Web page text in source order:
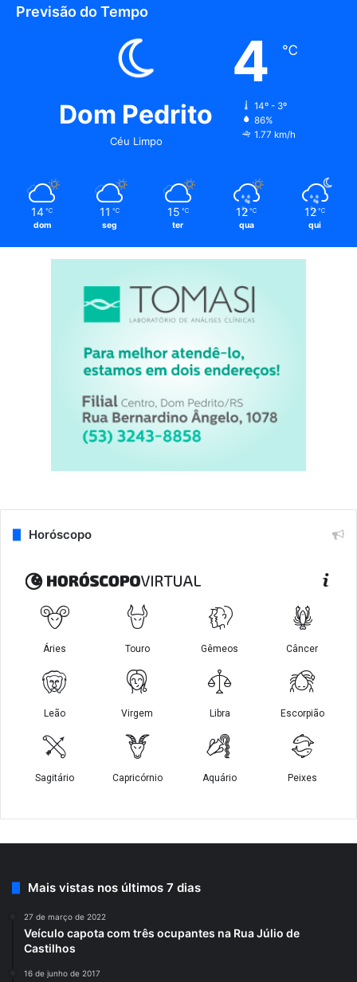
Previsão do Tempo
Dom Pedrito
Céu Limpo
4 ℃
14º - 3º
86%
1.77 km/h
14 ℃
dom
11 ℃
seg
15 ℃
ter
12 ℃
qua
12 ℃
qui
Horóscopo
Mais vistas nos últimos 7 dias
27 de março de 2022
Veículo capota com três ocupantes na Rua Júlio de
Castilhos
16 de junho de 2017